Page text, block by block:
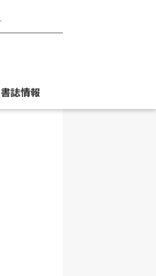
書誌情報